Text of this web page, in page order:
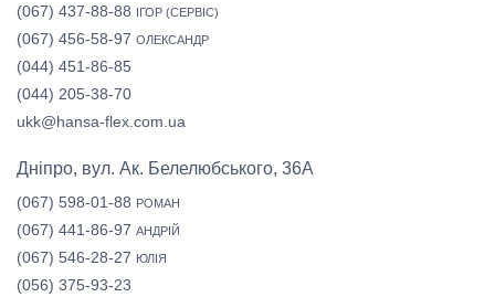
(067) 437-88-88 ІГОР (СЕРВІС)
(067) 456-58-97 ОЛЕКСАНДР
(044) 451-86-85
(044) 205-38-70
ukk@hansa-flex.com.ua
Дніпро, вул. Ак. Белелюбського, 36А
(067) 598-01-88 РОМАН
(067) 441-86-97 АНДРІЙ
(067) 546-28-27 ЮЛІЯ
(056) 375-93-23